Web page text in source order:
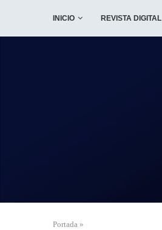
INICIO REVISTA DIGITAL
Portada »